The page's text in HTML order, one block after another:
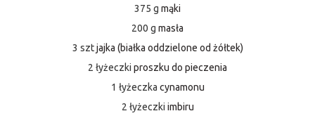
375 g mąki
200 g masła
3 szt jajka (białka oddzielone od żółtek)
2 łyżeczki proszku do pieczenia
1 łyżeczka cynamonu
2 łyżeczki imbiru